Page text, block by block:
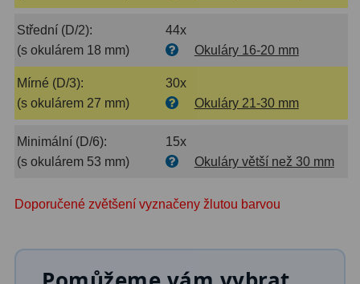
Dětské7
Námořní12
Sportovní54
Divadelní 2
Dálkoměry a Noční vidění
Dálkoměry 9
Mikroskopy76
Střední (D/2):
44x
(s okulárem 18 mm)
Okuláry 16-20 mm
Mírné (D/3):
30x
(s okulárem 27 mm)
Okuláry 21-30 mm
Minimální (D/6):
15x
(s okulárem 53 mm)
Okuláry větší než 30 mm
Doporučené zvětšení vyznačeny žlutou barvou